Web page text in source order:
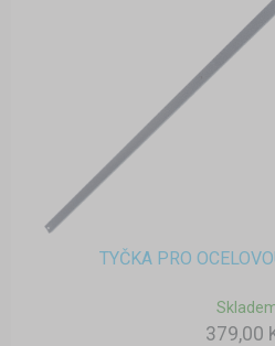
TYČKA PRO
379,00